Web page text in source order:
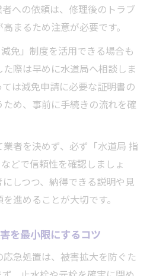
料金減免を申請する流れを
な水廻り修理証明書の取得
あった場合の早期対応ポイ
した際の減免申請で得られ
への依頼は、修理後のトラブ
まるため注意が必要です。
免」制度を活用できる場合も
際は早めに水道局へ相談しま
ては減免申請に必要な証明書の
め、事前に手続きの流れを確
業者を決めず、必ず「水道局 指
どで信頼性を確認しましょ
しつつ、納得できる説明や見
進めることが大切です。
を最小限にするコツ
急処置は、被害拡大を防ぐた